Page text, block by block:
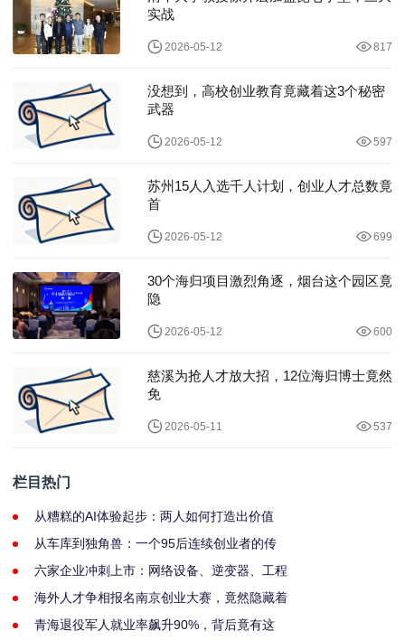
实战
2026-05-12 817
没想到，高校创业教育竟藏着这3个秘密
武器
2026-05-12 597
苏州15人入选千人计划，创业人才总数竟
首
2026-05-12 699
30个海归项目激烈角逐，烟台这个园区竟
隐
2026-05-12 600
慈溪为抢人才放大招，12位海归博士竟然
免
2026-05-11 537
栏目热门
从糟糕的AI体验起步：两人如何打造出价值
从车库到独角兽：一个95后连续创业者的传
六家企业冲刺上市：网络设备、逆变器、工程
海外人才争相报名南京创业大赛，竟然隐藏着
青海退役军人就业率飙升90%，背后竟有这